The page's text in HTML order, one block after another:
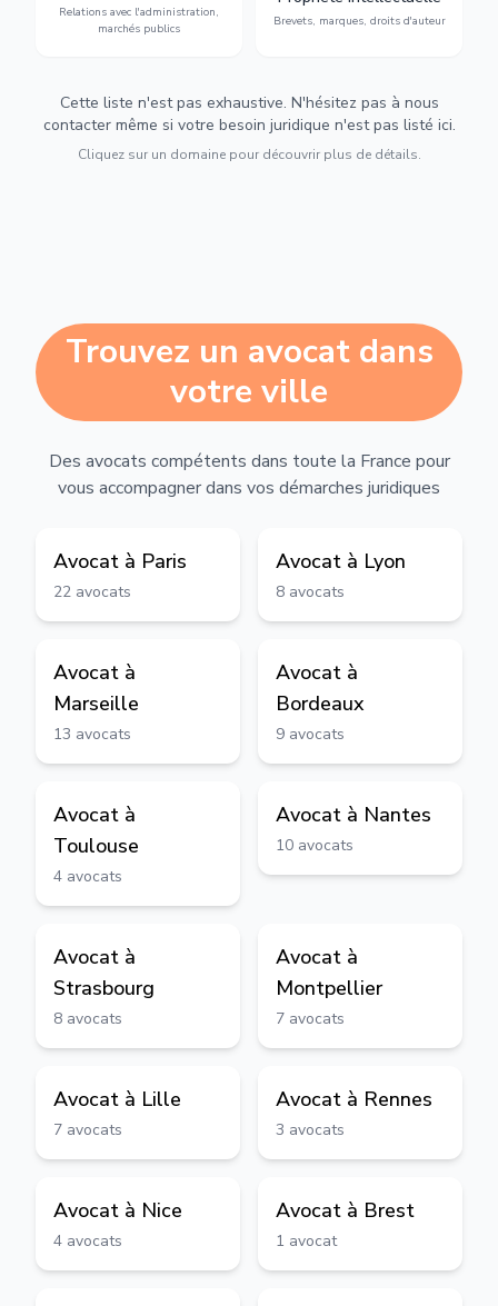
Relations avec l'administration,
marchés publics
urbanisme et contentieux.
Brevets, marques, droits d'auteur
contrefaçon.
Cette liste n'est pas exhaustive. N'hésitez pas à nous
contacter même si votre besoin juridique n'est pas listé ici.
Cliquez sur un domaine pour découvrir plus de détails.
Trouvez un avocat dans
votre ville
Des avocats compétents dans toute la France pour
vous accompagner dans vos démarches juridiques
Avocat à Paris
22 avocats
Avocat à Lyon
8 avocats
Avocat à
Marseille
13 avocats
Avocat à
Bordeaux
9 avocats
Avocat à
Toulouse
4 avocats
Avocat à Nantes
10 avocats
Avocat à
Strasbourg
8 avocats
Avocat à
Montpellier
7 avocats
Avocat à Lille
7 avocats
Avocat à Rennes
3 avocats
Avocat à Nice
4 avocats
Avocat à Brest
1 avocat